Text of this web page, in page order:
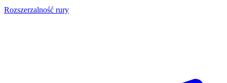
Rozszerzalność rury